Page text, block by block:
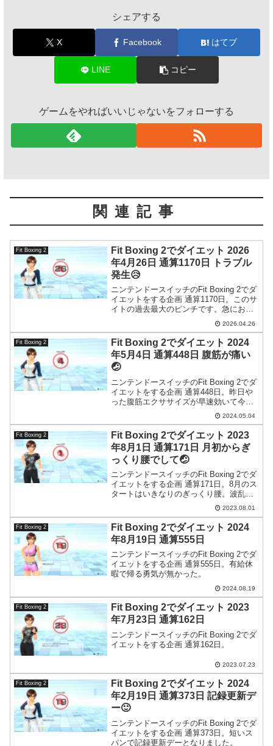
シェアする
X Facebook はてブ
LINE コピー
ゲームをやればいいじゃないをフォローする
関連記事
Fit Boxing 2
Fit Boxing 2でダイエット 2026
年4月26日 通算1170日 トラブル
発生😥
ニンテンドースイッチのFit Boxing 2でダ
イエットをする企画 通算1170日。このサ
イトの過去最大のピンチです。急におか
しくなってしまった。壊れたのかも…。
2026.04.26
Fit Boxing 2
Fit Boxing 2でダイエット 2024
年5月4日 通算448日 腹筋が痛い
🤕
ニンテンドースイッチのFit Boxing 2でダ
イエットをする企画 通算448日。昨日や
った腹筋エクササイズが早速効いて今日
は凄まじい筋肉痛です。こうかはばつぐ
2024.05.04
Fit Boxing 2
Fit Boxing 2でダイエット 2023
年8月1日 通算171日 月初からぎ
っくり腰でして🤕
ニンテンドースイッチのFit Boxing 2でダ
イエットをする企画 通算171日。8月のス
タートはいきなりのぎっくり腰。波乱の
2023.08.01
Fit Boxing 2
Fit Boxing 2でダイエット 2024
年8月19日 通算555日
ニンテンドースイッチのFit Boxing 2でダ
イエットをする企画 通算555日。有給休
暇で帰る勇気が無かった。
2024.08.19
Fit Boxing 2
Fit Boxing 2でダイエット 2023
年7月23日 通算162日
ニンテンドースイッチのFit Boxing 2でダ
イエットをする企画 通算162日。
2023.07.23
Fit Boxing 2
Fit Boxing 2でダイエット 2024
年2月19日 通算373日 記録更新デ
ー🙂
ニンテンドースイッチのFit Boxing 2でダ
イエットをする企画 通算373日。短いス
パンで記録更新デーとなりました。